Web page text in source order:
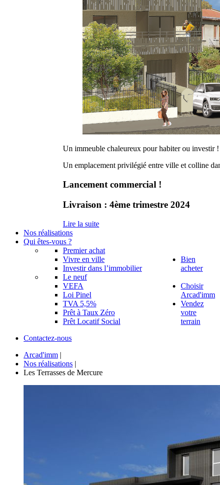
Un immeuble chaleureux pour habiter ou investir !
Un emplacement privilégié entre ville et colline
Lancement commercial !
Livraison : 4ème trimestre 2024
Lire la suite
Nos réalisations
Qui êtes-vous ?
Premier achat
Vivre en ville
Investir dans l’immobilier
Bien
acheter
Le neuf
VEFA
Loi Pinel
TVA 5,5%
Prêt à Taux Zéro
Prêt Locatif Social
Choisir
Arcad'imm
Vendez
votre
terrain
Contactez-nous
Arcad'imm |
Nos réalisations |
Les Terrasses de Mercure